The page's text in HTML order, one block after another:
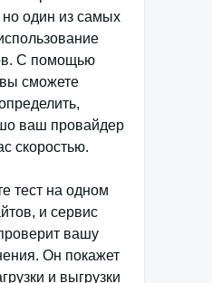
но один из самых
С помощью
сможете
ваш провайдер
скоростью.
тест на одном
и сервис
вашу
Он покажет
и выгрузки